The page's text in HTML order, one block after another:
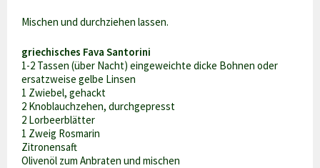
Mischen und durchziehen lassen.
griechisches Fava Santorini
1-2 Tassen (über Nacht) eingeweichte dicke Bohnen oder
ersatzweise gelbe Linsen
1 Zwiebel, gehackt
2 Knoblauchzehen, durchgepresst
2 Lorbeerblätter
1 Zweig Rosmarin
Zitronensaft
Olivenöl zum Anbraten und mischen